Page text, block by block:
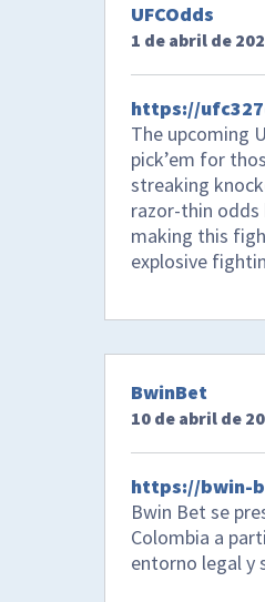
UFCOdds
1 de abril de
https://
The upcoming
pick’em for
streaking
razor-thin
making this
explosive
BwinBet
10 de abril de
https://bwin-
Bwin Bet se
Colombia a
entorno legal y